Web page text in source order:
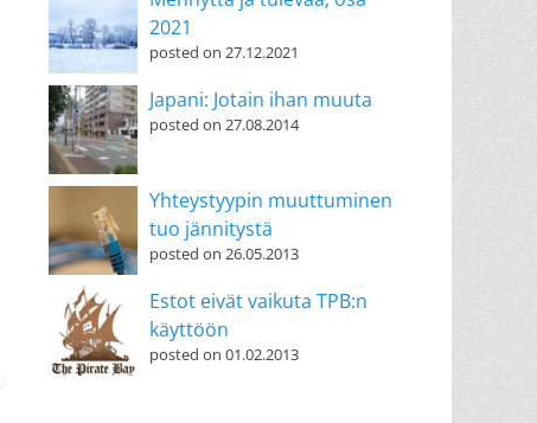
2021
posted on 27.12.2021
Japani: Jotain ihan muuta
posted on 27.08.2014
Yhteystyypin muuttuminen
tuo jännitystä
posted on 26.05.2013
Estot eivät vaikuta TPB:n
käyttöön
posted on 01.02.2013